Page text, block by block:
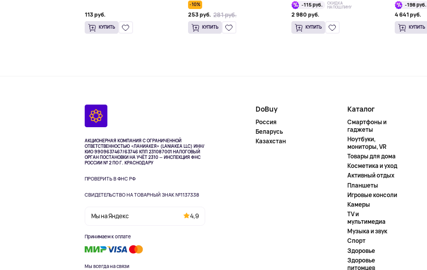
113 руб.
КУПИТЬ
-10%
253 руб. 281 руб.
КУПИТЬ
-115 руб.
СКИДКА
НА ПОШЛИНУ
2 980 руб.
КУПИТЬ
-198 руб.
4 641 руб.
КУПИТЬ
АКЦИОНЕРНАЯ КОМПАНИЯ С ОГРАНИЧЕННОЙ
ОТВЕТСТВЕННОСТЬЮ «ЛАНИАКЕЯ» (LANIAKEA LLC) ИНН/
КИО 9909637467/63746 КПП 231087001 НАЛОГОВЫЙ
ОРГАН ПОСТАНОВКИ НА УЧЁТ 2310 — ИНСПЕКЦИЯ ФНС
РОССИИ № 2 ПО Г. КРАСНОДАРУ
ПРОВЕРИТЬ В ФНС РФ
СВИДЕТЕЛЬСТВО НА ТОВАРНЫЙ ЗНАК №1137338
Мы на Яндекс 4,9
Принимаем к оплате
Мы всегда на связи
DoBuy
Россия
Беларусь
Казахстан
Каталог
Смартфоны и
гаджеты
Ноутбуки,
мониторы, VR
Товары для дома
Косметика и уход
Активный отдых
Планшеты
Игровые консоли
Камеры
TV и
мультимедиа
Музыка и звук
Спорт
Здоровье
Здоровье
питомцев